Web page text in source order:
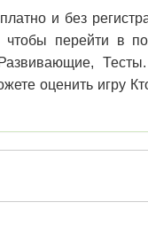
и без
чтобы перейти в
оценить игру